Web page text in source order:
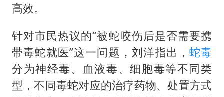
高效。
针对市民热议的“被蛇咬伤后是否需要携
带毒蛇就医”这一问题，刘洋指出，蛇毒
分为神经毒、血液毒、细胞毒等不同类
型，不同毒蛇对应的治疗药物、处置方式